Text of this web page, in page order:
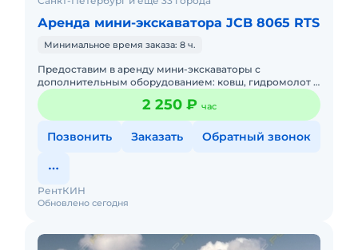
Аренда мини-экскаватора JCB 8065 RTS
Минимальное время заказа: 8 ч.
Предоставим в аренду мини-экскаваторы с
дополнительным оборудованием: ковш, гидромолот и
бур. Минимальный заказ спецтехники - одна смена, 7
часов работы + 1 час
2 250 ₽ час
Позвонить Заказать Обратный звонок
Обновлено сегодня
РентКИН